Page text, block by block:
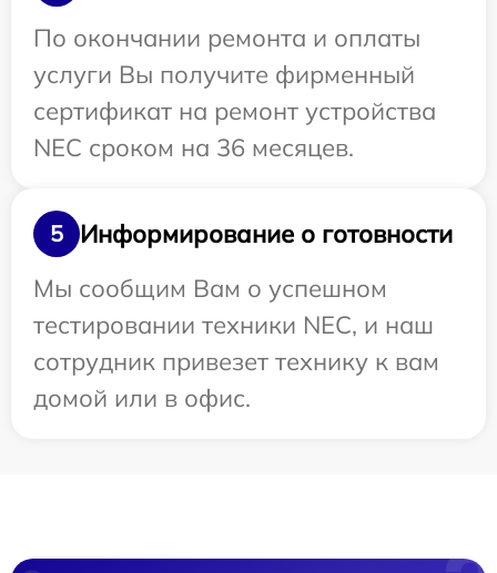
По окончании ремонта и оплаты
услуги Вы получите фирменный
сертификат на ремонт устройства
NEC сроком на 36 месяцев.
5
Информирование о готовности
Мы сообщим Вам о успешном
тестировании техники NEC, и наш
сотрудник привезет технику к вам
домой или в офис.